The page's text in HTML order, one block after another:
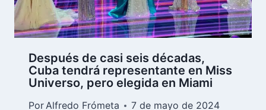
Después de casi seis décadas,
Cuba tendrá representante en Miss
Universo, pero elegida en Miami
PorAlfredo Frómeta 7 de mayo de 2024